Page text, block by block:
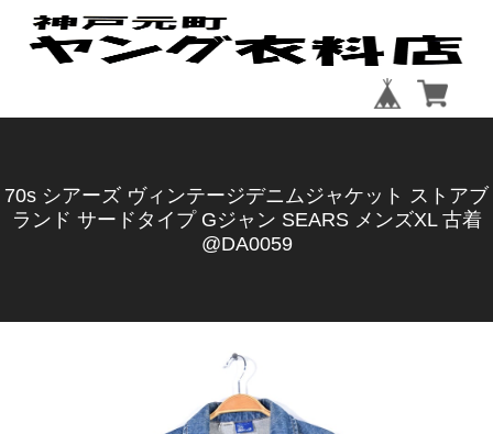
70s シアーズ ヴィンテージデニムジャケット ストアブ
ランド サードタイプ Gジャン SEARS メンズXL 古着
@DA0059